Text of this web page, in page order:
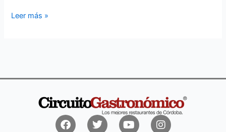
Leer más »
FacebookTwitterYoutubeInstagram